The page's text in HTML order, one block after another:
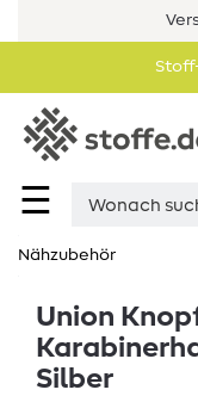
☰
Nähzubehör
Union
Silber